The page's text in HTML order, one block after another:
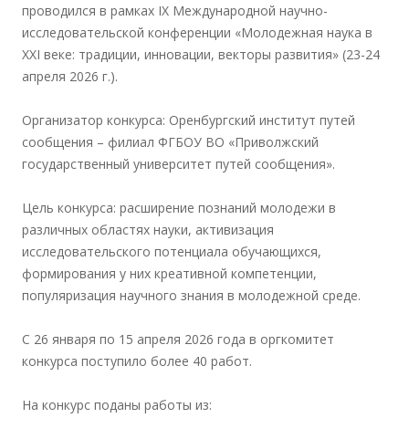
проводился в рамках IX Международной научно-
исследовательской конференции «Молодежная наука в
XXI веке: традиции, инновации, векторы развития» (23-24
апреля 2026 г.).
Организатор конкурса: Оренбургский институт путей
сообщения – филиал ФГБОУ ВО «Приволжский
государственный университет путей сообщения».
Цель конкурса: расширение познаний молодежи в
различных областях науки, активизация
исследовательского потенциала обучающихся,
формирования у них креативной компетенции,
популяризация научного знания в молодежной среде.
С 26 января по 15 апреля 2026 года в оргкомитет
конкурса поступило более 40 работ.
На конкурс поданы работы из: